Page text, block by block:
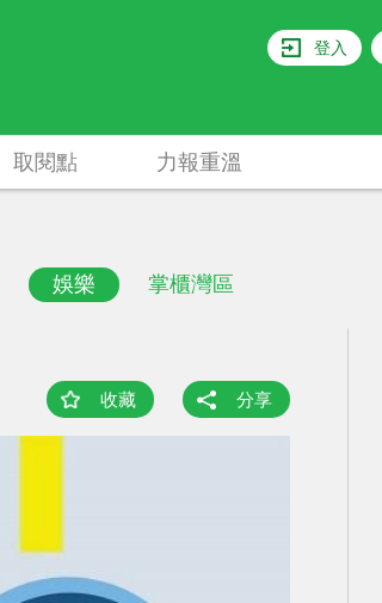
登入
娛樂 掌櫃灣區
取閱點 力報重溫
收藏 分享